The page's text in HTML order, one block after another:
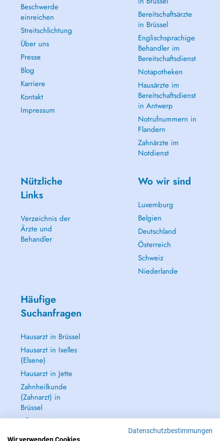
Beschwerde
einreichen
Streitschlichtung
Über uns
Presse
Blog
Karriere
Kontakt
Impressum
Bereitschaftsärzte
in Brüssel
Englischsprachige
Behandler im
Bereitschaftsdienst
Notapotheken
Hausärzte im
Bereitschaftsdienst
in Antwerp
Notrufnummern in
Flandern
Zahnärzte im
Notdienst
Nützliche
Links
Verzeichnis der
Ärzte und
Behandler
Wo wir sind
Luxemburg
Belgien
Deutschland
Österreich
Schweiz
Niederlande
Häufige
Suchanfragen
Hausarzt in Brüssel
Hausarzt in Ixelles
(Elsene)
Hausarzt in Jette
Zahnheilkunde
(Zahnarzt) in
Brüssel
Alle anzeigen →
Datenschutzbestimmungen